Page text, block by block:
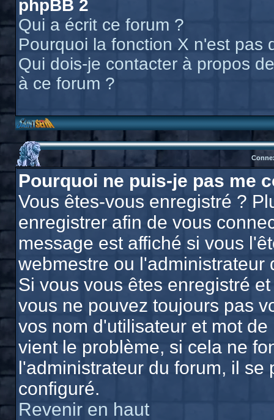
phpBB 2
Qui a écrit ce forum ?
Pourquoi la fonction X n'est pas
Qui dois-je contacter à propos
à ce forum ?
Pourquoi ne puis-je pas me
Vous êtes-vous enregistré ?
enregistrer afin de vous
message est affiché si vous
webmestre ou l'administrateur
Si vous vous êtes enregistré
vous ne pouvez toujours pas
vos nom d'utilisateur et mot
vient le problème, si cela ne
l'administrateur du forum, il se
configuré.
Revenir en haut